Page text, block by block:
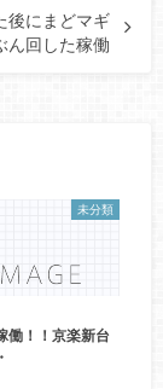
後にまどマギ
ん回した稼働
未分類
働！！京楽新台